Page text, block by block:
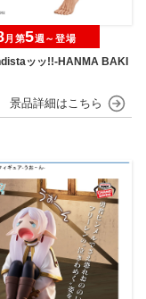
ッッ!!-HANMA BAKI
月第5週～登場